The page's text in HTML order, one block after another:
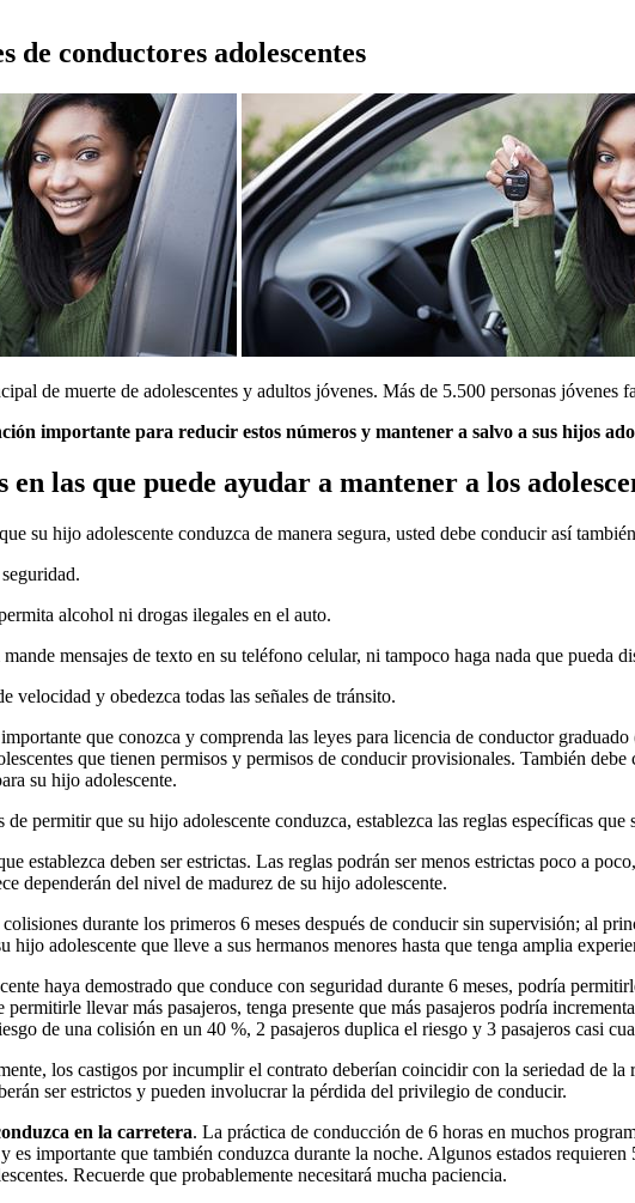
de conductores adolescentes
de muerte de adolescentes y adultos jóvenes. Más de 5.500 personas
importante para reducir estos números y mantener a salvo a sus hijos
en las que puede ayudar a mantener a los
su hijo adolescente conduzca de manera segura, usted debe conducir así
alcohol ni drogas ilegales en el auto.
mensajes de texto en su teléfono celular, ni tampoco haga nada que pueda
velocidad y obedezca todas las señales de tránsito.
que conozca y comprenda las leyes para licencia de conductor
que tienen permisos y permisos de conducir provisionales. También
su hijo adolescente.
de permitir que su hijo adolescente conduzca, establezca las reglas específicas
establezca deben ser estrictas. Las reglas podrán ser menos estrictas poco a
dependerán del nivel de madurez de su hijo adolescente.
durante los primeros 6 meses después de conducir sin supervisión; al
hijo adolescente que lleve a sus hermanos menores hasta que tenga amplia
haya demostrado que conduce con seguridad durante 6 meses, podría
llevar más pasajeros, tenga presente que más pasajeros podría
de una colisión en un 40 %, 2 pasajeros duplica el riesgo y 3 pasajeros casi
los castigos por incumplir el contrato deberían coincidir con la seriedad de
ser estrictos y pueden involucrar la pérdida del privilegio de conducir.
en la carretera. La práctica de conducción de 6 horas en muchos
es importante que también conduzca durante la noche. Algunos estados
Recuerde que probablemente necesitará mucha paciencia.